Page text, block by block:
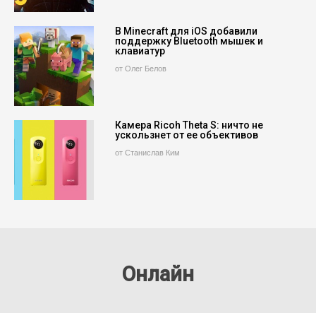
В Minecraft для iOS добавили
поддержку Bluetooth мышек и
клавиатур
от Олег Белов
Камера Ricoh Theta S: ничто не
ускользнет от ее объективов
от Станислав Ким
Онлайн